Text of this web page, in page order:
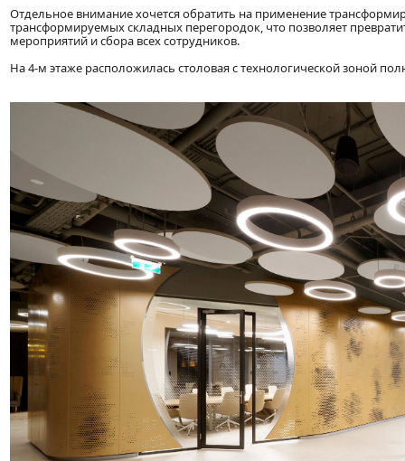
Отдельное внимание хочется обратить на применение
трансформируемых складных перегородок, что позволяет
мероприятий и сбора всех сотрудников.
На 4-м этаже расположилась столовая с технологической зоной